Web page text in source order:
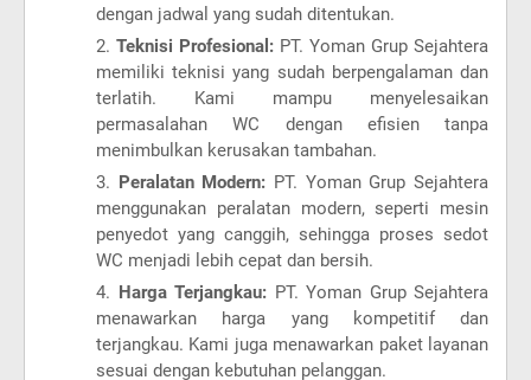
dengan jadwal yang sudah ditentukan.
Teknisi Profesional: PT. Yoman Grup Sejahtera
memiliki teknisi yang sudah berpengalaman dan
terlatih. Kami mampu menyelesaikan
permasalahan WC dengan efisien tanpa
menimbulkan kerusakan tambahan.
Peralatan Modern: PT. Yoman Grup Sejahtera
menggunakan peralatan modern, seperti mesin
penyedot yang canggih, sehingga proses sedot
WC menjadi lebih cepat dan bersih.
Harga Terjangkau: PT. Yoman Grup Sejahtera
menawarkan harga yang kompetitif dan
terjangkau. Kami juga menawarkan paket layanan
sesuai dengan kebutuhan pelanggan.